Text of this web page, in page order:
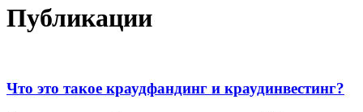
Публикации
Что это такое краудфандинг и краудинвестинг?